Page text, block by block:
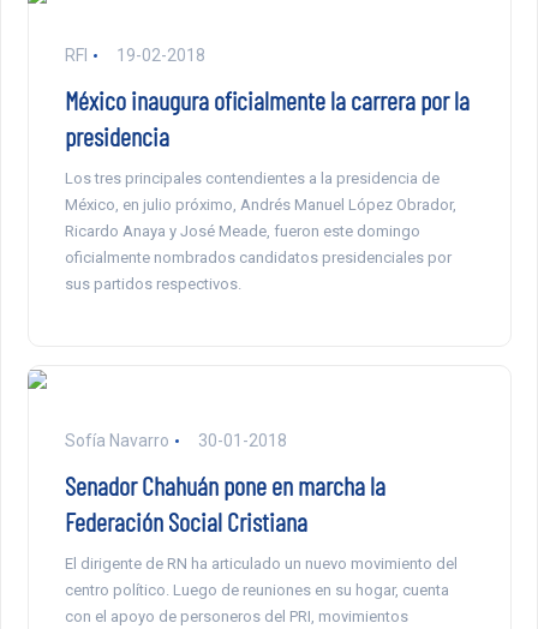
RFI 19-02-2018
México inaugura oficialmente la carrera por la
presidencia
Los tres principales contendientes a la presidencia de
México, en julio próximo, Andrés Manuel López Obrador,
Ricardo Anaya y José Meade, fueron este domingo
oficialmente nombrados candidatos presidenciales por
sus partidos respectivos.
Sofía Navarro 30-01-2018
Senador Chahuán pone en marcha la
Federación Social Cristiana
El dirigente de RN ha articulado un nuevo movimiento del
centro político. Luego de reuniones en su hogar, cuenta
con el apoyo de personeros del PRI, movimientos